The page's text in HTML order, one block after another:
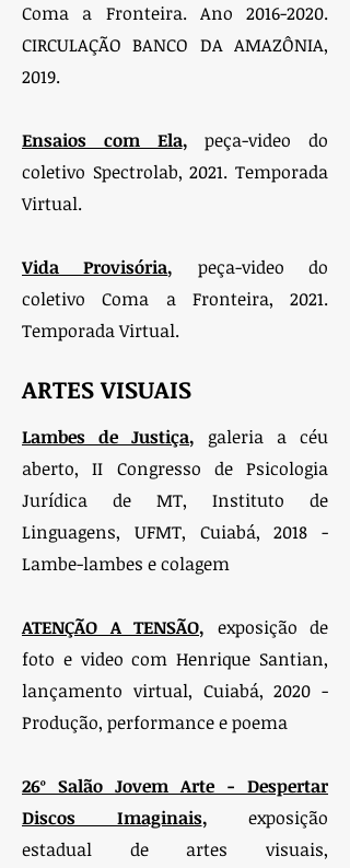
ARTES VISUAIS
Lambes de Justiça, galeria a céu
aberto, II Congresso de Psicologia
Jurídica de MT, Instituto de
Linguagens, UFMT, Cuiabá, 2018 -
Lambe-lambes e colagem
ATENÇÃO A TENSÃO, exposição de
foto e video com Henrique Santian,
lançamento virtual, Cuiabá, 2020 -
Produção, performance e poema
26º Salão Jovem Arte - Despertar
Discos Imaginais, exposição
estadual de artes visuais,
Coma a Fronteira. Ano 2016-2020.
CIRCULAÇÃO BANCO DA AMAZÔNIA,
2019.
Ensaios com Ela, peça-video do
coletivo Spectrolab, 2021. Temporada
Virtual.
Vida Provisória, peça-video do
coletivo Coma a Fronteira, 2021.
Temporada Virtual.